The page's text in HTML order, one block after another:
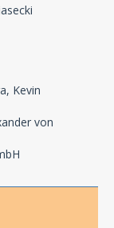
Kevin
von